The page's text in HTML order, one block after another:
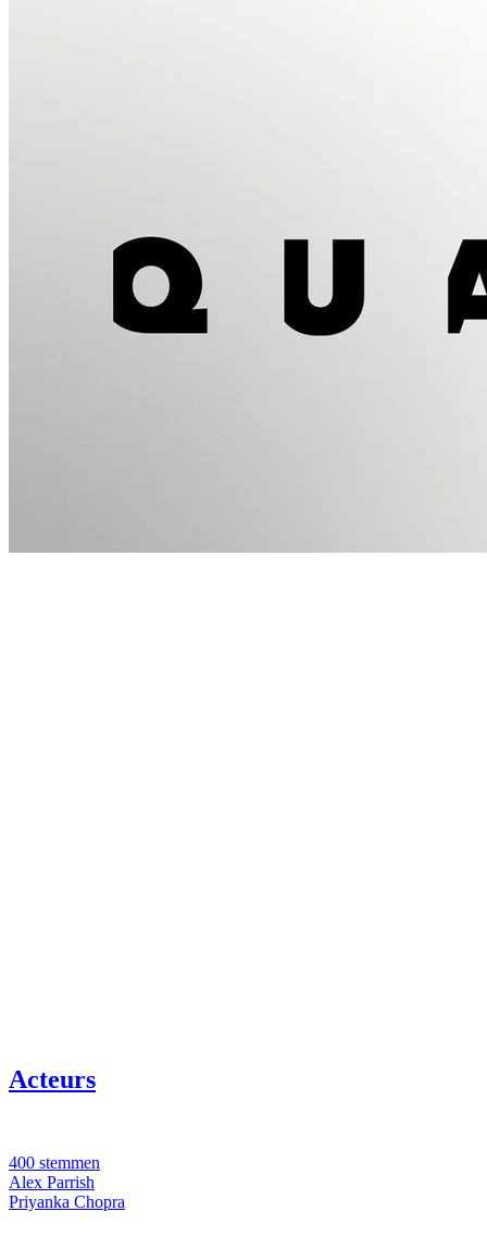
Acteurs
400 stemmen
Alex Parrish
Priyanka Chopra